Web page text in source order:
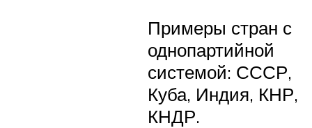
Примеры стран с
однопартийной
системой: СССР,
Куба, Индия, КНР,
КНДР.